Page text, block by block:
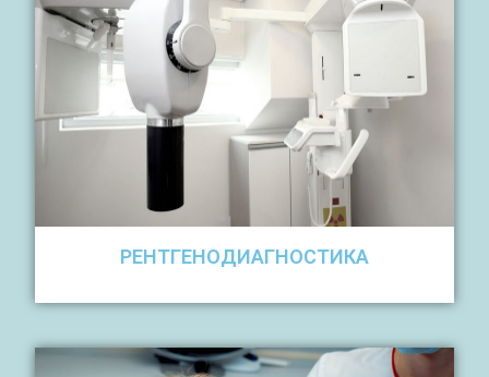
РЕНТГЕНОДИАГНОСТИКА